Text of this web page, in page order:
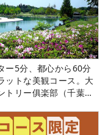
ー5分、都心から60分
ットな美観コース。大
トリー俱楽部（千葉